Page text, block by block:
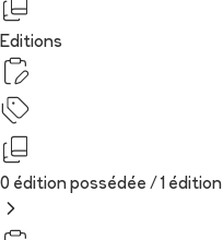
Editions
0 édition possédée / 1 édition